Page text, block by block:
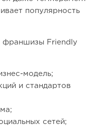
популярность
франшизы Friendly
модель;
и стандартов
сетей;